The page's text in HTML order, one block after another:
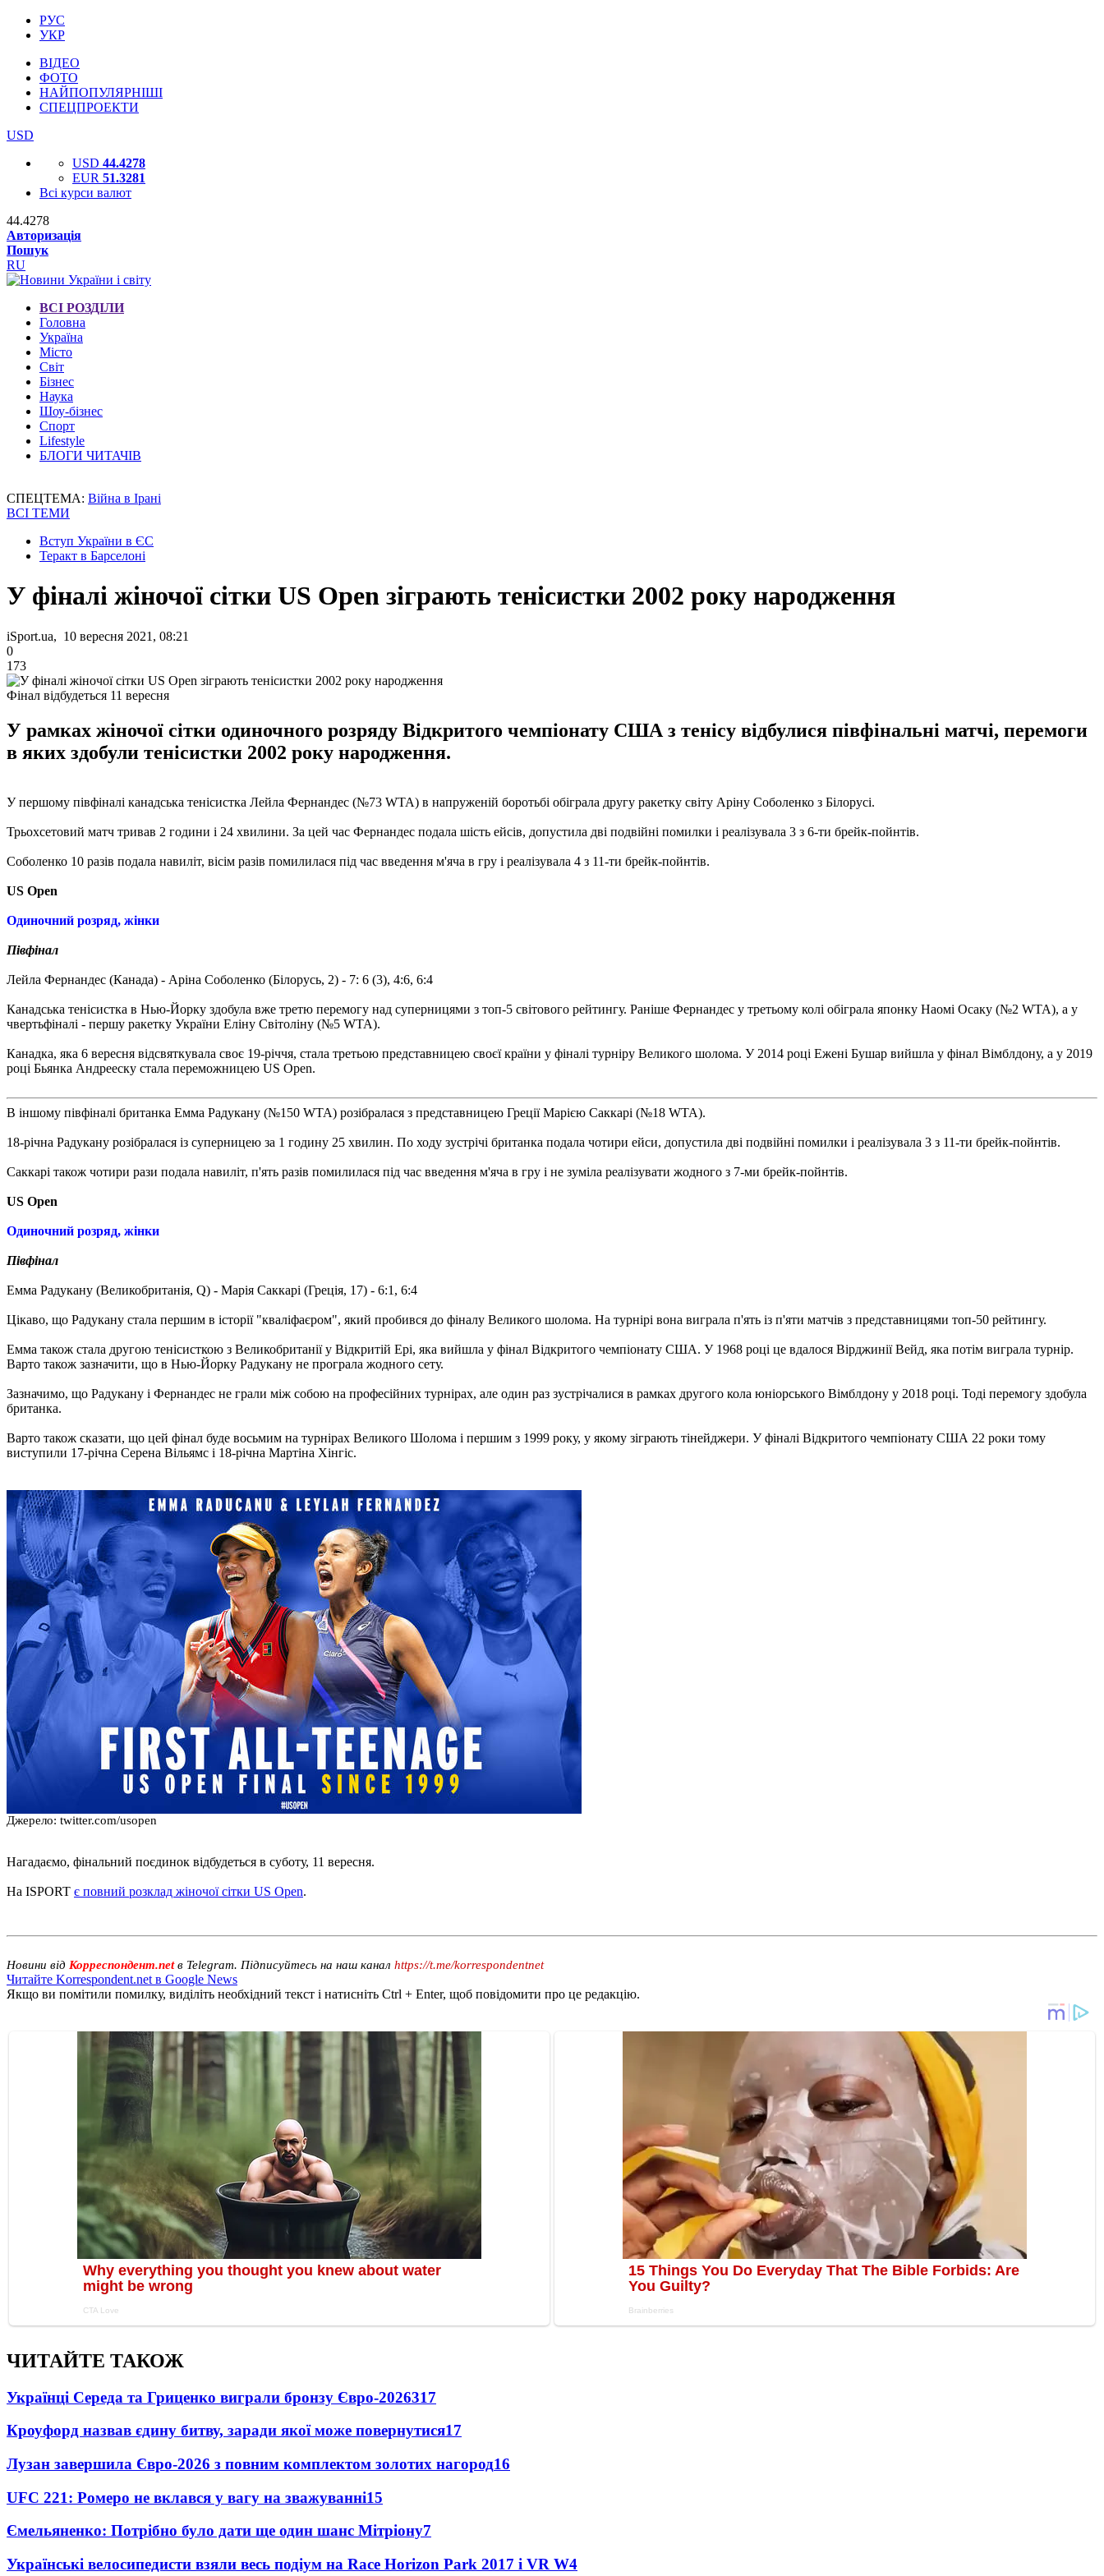
РУС
УКР
ВІДЕО
ФОТО
НАЙПОПУЛЯРНІШІ
СПЕЦПРОЕКТИ
USD
USD 44.4278
EUR 51.3281
Всі курси валют
44.4278
Авторизація
Пошук
RU
ВСІ РОЗДІЛИ
Головна
Україна
Місто
Світ
Бізнес
Наука
Шоу-бізнес
Спорт
Lifestyle
БЛОГИ ЧИТАЧІВ
СПЕЦТЕМА: Війна в Ірані
ВСІ ТЕМИ
Вступ України в ЄС
Теракт в Барселоні
У фіналі жіночої сітки US Open зіграють тенісистки 2002 року народження
iSport.ua, 10 вересня 2021, 08:21
0
173
Фінал відбудеться 11 вересня
У рамках жіночої сітки одиночного розряду Відкритого чемпіонату США з тенісу відбулися півфінальні матчі, перемоги
в яких здобули тенісистки 2002 року народження.
У першому півфіналі канадська тенісистка Лейла Фернандес (№73 WTA) в напруженій боротьбі обіграла другу ракетку світу Аріну Соболенко з Білорусі.
Трьохсетовий матч тривав 2 години і 24 хвилини. За цей час Фернандес подала шість ейсів, допустила дві подвійні помилки і реалізувала 3 з 6-ти брейк-пойнтів.
Соболенко 10 разів подала навиліт, вісім разів помилилася під час введення м'яча в гру і реалізувала 4 з 11-ти брейк-пойнтів.
US Open
Одиночний розряд, жінки
Півфінал
Лейла Фернандес (Канада) - Аріна Соболенко (Білорусь, 2) - 7: 6 (3), 4:6, 6:4
Канадська тенісистка в Нью-Йорку здобула вже третю перемогу над суперницями з топ-5 світового рейтингу. Раніше Фернандес у третьому колі обіграла японку Наомі Осаку (№2 WTA), а у
чвертьфіналі - першу ракетку України Еліну Світоліну (№5 WTA).
Канадка, яка 6 вересня відсвяткувала своє 19-річчя, стала третьою представницею своєї країни у фіналі турніру Великого шолома. У 2014 році Ежені Бушар вийшла у фінал Вімблдону, а у 2019
році Бьянка Андрееску стала переможницею US Open.
В іншому півфіналі британка Емма Радукану (№150 WTA) розібралася з представницею Греції Марією Саккарі (№18 WTA).
18-річна Радукану розібралася із суперницею за 1 годину 25 хвилин. По ходу зустрічі британка подала чотири ейси, допустила дві подвійні помилки і реалізувала 3 з 11-ти брейк-пойнтів.
Саккарі також чотири рази подала навиліт, п'ять разів помилилася під час введення м'яча в гру і не зуміла реалізувати жодного з 7-ми брейк-пойнтів.
US Open
Одиночний розряд, жінки
Півфінал
Емма Радукану (Великобританія, Q) - Марія Саккарі (Греція, 17) - 6:1, 6:4
Цікаво, що Радукану стала першим в історії "кваліфаєром", який пробився до фіналу Великого шолома. На турнірі вона виграла п'ять із п'яти матчів з представницями топ-50 рейтингу.
Емма також стала другою тенісисткою з Великобританії у Відкритій Ері, яка вийшла у фінал Відкритого чемпіонату США. У 1968 році це вдалося Вірджинії Вейд, яка потім виграла турнір.
Варто також зазначити, що в Нью-Йорку Радукану не програла жодного сету.
Зазначимо, що Радукану і Фернандес не грали між собою на професійних турнірах, але один раз зустрічалися в рамках другого кола юніорського Вімблдону у 2018 році. Тоді перемогу здобула
британка.
Варто також сказати, що цей фінал буде восьмим на турнірах Великого Шолома і першим з 1999 року, у якому зіграють тінейджери. У фіналі Відкритого чемпіонату США 22 роки тому
виступили 17-річна Серена Вільямс і 18-річна Мартіна Хінгіс.
Джерело: twitter.com/usopen
Нагадаємо, фінальний поєдинок відбудеться в суботу, 11 вересня.
На ISPORT є повний розклад жіночої сітки US Open.
Новини від Корреспондент.netв Telegram. Підписуйтесь на наш канал https://t.me/korrespondentnet
Читайте Korrespondent.net в Google News
Якщо ви помітили помилку, виділіть необхідний текст і натисніть Ctrl + Enter, щоб повідомити про це редакцію.
ЧИТАЙТЕ ТАКОЖ
Українці Середа та Гриценко виграли бронзу Євро-2026317
Кроуфорд назвав єдину битву, заради якої може повернутися17
Лузан завершила Євро-2026 з повним комплектом золотих нагород16
UFC 221: Ромеро не вклався у вагу на зважуванні15
Ємельяненко: Потрібно було дати ще один шанс Мітріону7
Українські велосипедисти взяли весь подіум на Race Horizon Park 2017 і VR W4